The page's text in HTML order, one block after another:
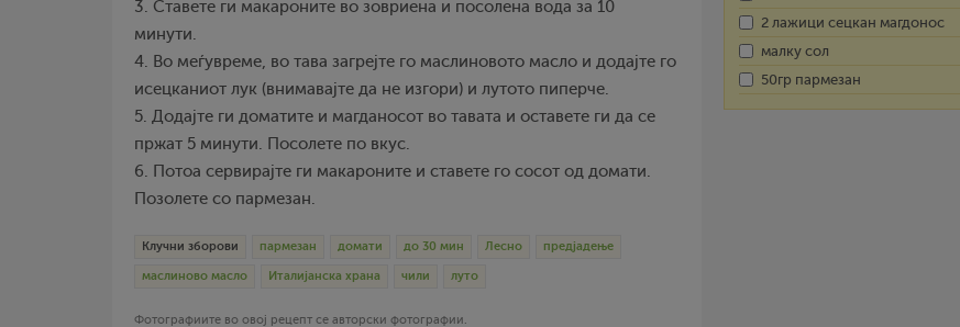
3. Ставете ги макароните во зовриена и посолена вода за 10
минути.
4. Во меѓувреме, во тава загрејте го маслиновото масло и додајте го
исецканиот лук (внимавајте да не изгори) и лутото пиперче.
5. Додајте ги доматите и магданосот во тавата и оставете ги да се
пржат 5 минути. Посолете по вкус.
6. Потоа сервирајте ги макароните и ставете го сосот од домати.
Позолете со пармезан.
Клучни зборови пармезан домати до 30 мин Лесно предјадење
маслиново масло Италијанска храна чили луто
Фотографиите во овој рецепт се авторски фотографии.
2 лажици сецкан магдонос
малку сол
50гр пармезан